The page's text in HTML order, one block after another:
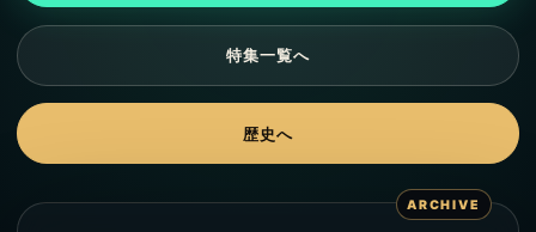
特集一覧へ
歴史へ